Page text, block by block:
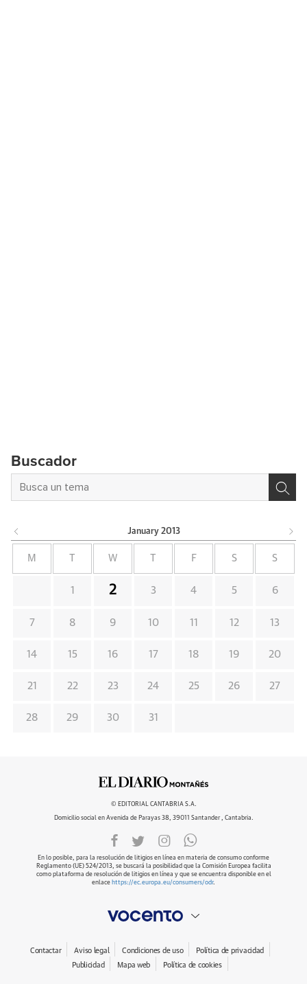
Buscador
January 2013
M W F S S
1 2 3 4 5 6
7 8 9 10 11 12 13
14 15 16 17 18 19 20
21 22 23 24 25 26 27
28 29 30 31
© EDITORIAL CANTABRIA S.A.
Domicilio social en Avenida de Parayas 38, 39011 Santander , Cantabria.
En lo posible, para la resolución de litigios en línea en materia de consumo conforme
Reglamento (UE) 524/2013, se buscará la posibilidad que la Comisión Europea facilita
como plataforma de resolución de litigios en línea y que se encuentra disponible en el
enlace https://ec.europa.eu/consumers/odr.
Contactar Aviso legal Condiciones de uso
Política de privacidad
Publicidad
Mapa web Política de cookies